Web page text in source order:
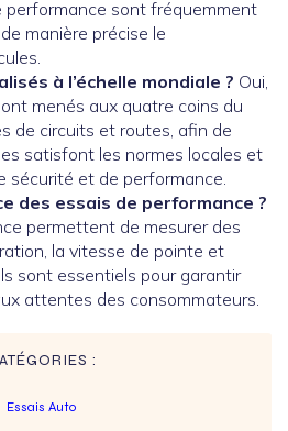
performance sont fréquemment
manière précise le
à l’échelle mondiale ? Oui,
menés aux quatre coins du
de circuits et routes, afin de
satisfont les normes locales et
sécurité et de performance.
des essais de performance ?
permettent de mesurer des
la vitesse de pointe et
sont essentiels pour garantir
attentes des consommateurs.
:
Essais Auto